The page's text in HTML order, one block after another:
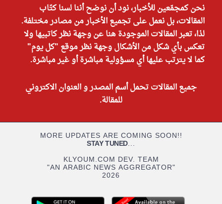
نحن كمجمّعين للأخبار، نود أن نوضح أننا لسنا كتّاب
المقالات، بل نعمل على تجميع الأخبار من مصادر مختلفة.
لذا، تعبر المقالات الموجودة هنا عن وجهة نظر كاتبيها ولا
تعكس بأي شكل من الأشكال وجهة نظر موقع "كل يوم"
كما لا يترتب عليها أي مسؤولية مباشرة أو غير مباشرة.
جميع المقالات تحمل أسم المصدر و العنوان الاكتروني
للمقالة.
MORE UPDATES ARE COMING SOON!!
STAY TUNED...
KLYOUM.COM DEV. TEAM
"AN ARABIC NEWS AGGREGATOR"
2026